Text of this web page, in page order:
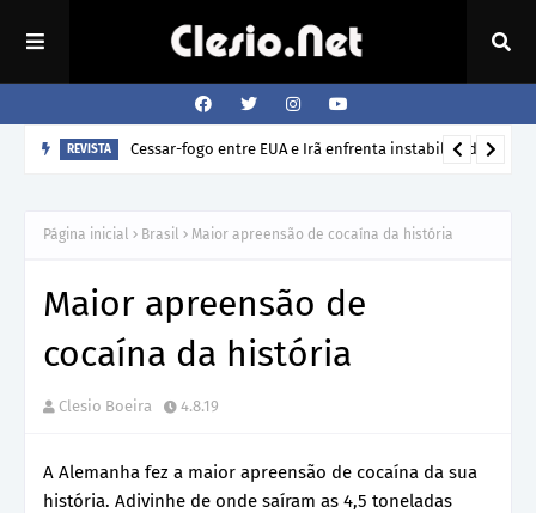
REVISTA Cessar-fogo entre EUA e Irã enfrenta instabilidade
Página inicial Brasil Maior apreensão de cocaína da história
Maior apreensão de
cocaína da história
Clesio Boeira 4.8.19
A Alemanha fez a maior apreensão de cocaína da sua
história. Adivinhe de onde saíram as 4,5 toneladas